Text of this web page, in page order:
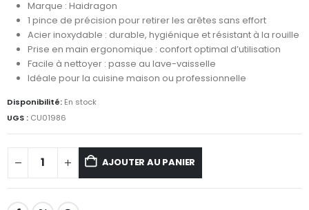
Marque : Haidragon
1 pince de précision pour retirer les arêtes sans effort
Acier inoxydable : durable, hygiénique et résistant à la rouille
Prise en main ergonomique : confort optimal d’utilisation
Facile à nettoyer : passe au lave-vaisselle
Idéale pour la cuisine maison ou professionnelle
Disponibilité: En stock
UGS : CU01986
AJOUTER AU PANIER